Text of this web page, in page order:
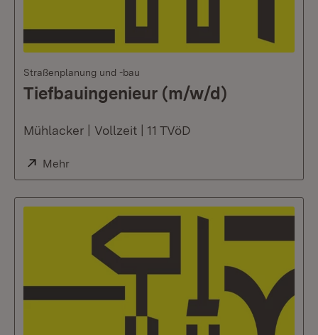
Straßenplanung und -bau
Tiefbauingenieur (m/w/d)
Mühlacker | Vollzeit | 11 TVöD
Extern:
Mehr(Öffnet in neuem Fenster)